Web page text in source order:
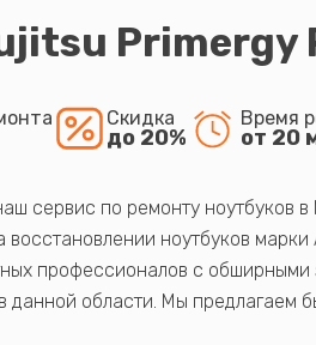
Primergy
Скидка
до 20%
Время
от 20
сервис по ремонту ноутбуков
восстановлении ноутбуков
профессионалов с обширными
данной области. Мы предлагаем
использованием оригинальных